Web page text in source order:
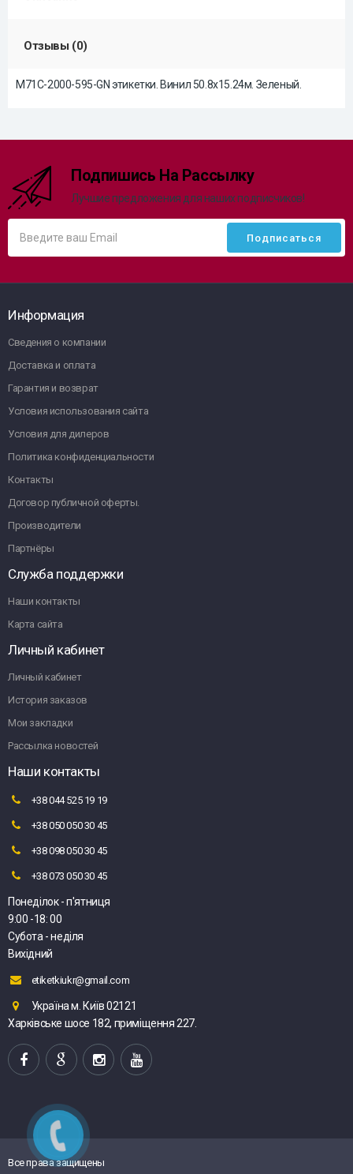
Отзывы (0)
M71C-2000-595-GN этикетки. Винил 50.8х15.24м. Зеленый.
Подпишись На Рассылку
Лучшие предложения для наших подписчиков!
Информация
Сведения о компании
Доставка и оплата
Гарантия и возврат
Условия использования сайта
Условия для дилеров
Политика конфиденциальности
Контакты
Договор публичной оферты.
Производители
Партнёры
Служба поддержки
Наши контакты
Карта сайта
Личный кабинет
Личный кабинет
История заказов
Мои закладки
Рассылка новостей
Наши контакты
+38 044 525 19 19
+38 050 050 30 45
+38 098 050 30 45
+38 073 050 30 45
Понеділок - п'ятниця
9:00 -18: 00
Субота - неділя
Вихідний
etiketkiukr@gmail.com
Україна м. Київ 02121
Харківське шосе 182, приміщення 227.
Все права защищены